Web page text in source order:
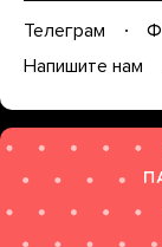
Телеграм
Напишите нам